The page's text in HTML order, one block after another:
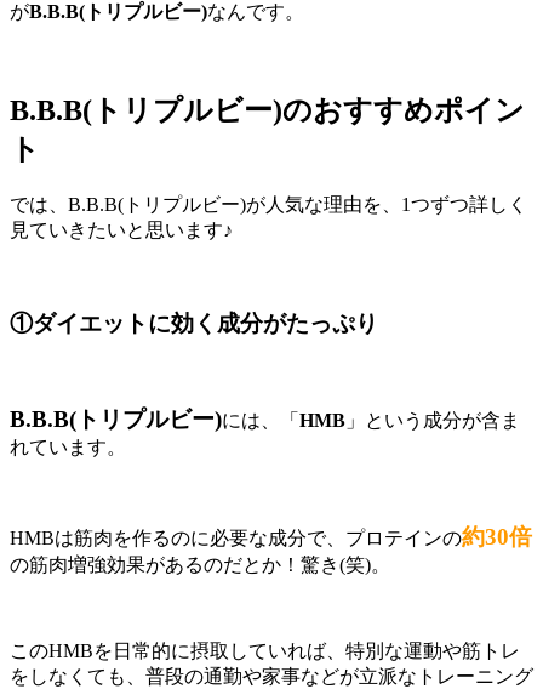
がB.B.B(トリプルビー)なんです。
B.B.B(トリプルビー)のおすすめポイン
ト
では、B.B.B(トリプルビー)が人気な理由を、 1つずつ詳しく
見ていきたいと思います♪
①ダイエットに効く成分がたっぷり
B.B.B(トリプルビー)には、「 HMB 」という成分が含ま
れています。
HMBは筋肉を作るのに必要な成分で、 プロテインの約30倍
の筋肉増強効果があるのだとか！驚き(笑)。
このHMBを日常的に摂取していれば、特別な運動や筋トレ
をしなくても、 普段の通勤や家事などが立派なトレーニング